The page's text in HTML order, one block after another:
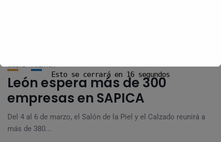
CIUDAD POLÍTICA
León espera más de 300
empresas en SAPICA
Del 4 al 6 de marzo, el Salón de la Piel y el Calzado reunirá a
más de 380...
Esto se cerrará en 15 segundos